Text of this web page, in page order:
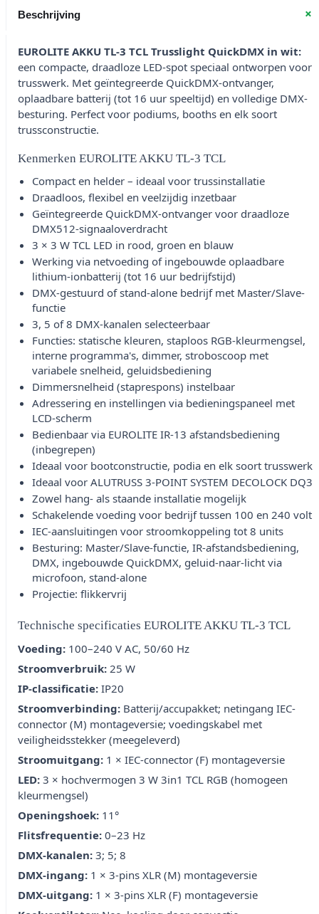
Beschrijving +
EUROLITE AKKU TL-3 TCL Trusslight QuickDMX in wit:
een compacte, draadloze LED-spot speciaal ontworpen voor
trusswerk. Met geïntegreerde QuickDMX-ontvanger,
oplaadbare batterij (tot 16 uur speeltijd) en volledige DMX-
besturing. Perfect voor podiums, booths en elk soort
trussconstructie.
Kenmerken EUROLITE AKKU TL-3 TCL
Compact en helder – ideaal voor trussinstallatie
Draadloos, flexibel en veelzijdig inzetbaar
Geïntegreerde QuickDMX-ontvanger voor draadloze
DMX512-signaaloverdracht
3 × 3 W TCL LED in rood, groen en blauw
Werking via netvoeding of ingebouwde oplaadbare
lithium-ionbatterij (tot 16 uur bedrijfstijd)
DMX-gestuurd of stand-alone bedrijf met Master/Slave-
functie
3, 5 of 8 DMX-kanalen selecteerbaar
Functies: statische kleuren, staploos RGB-kleurmengsel,
interne programma's, dimmer, stroboscoop met
variabele snelheid, geluidsbediening
Dimmersnelheid (staprespons) instelbaar
Adressering en instellingen via bedieningspaneel met
LCD-scherm
Bedienbaar via EUROLITE IR-13 afstandsbediening
(inbegrepen)
Ideaal voor bootconstructie, podia en elk soort trusswerk
Ideaal voor ALUTRUSS 3-POINT SYSTEM DECOLOCK DQ3
Zowel hang- als staande installatie mogelijk
Schakelende voeding voor bedrijf tussen 100 en 240 volt
IEC-aansluitingen voor stroomkoppeling tot 8 units
Besturing: Master/Slave-functie, IR-afstandsbediening,
DMX, ingebouwde QuickDMX, geluid-naar-licht via
microfoon, stand-alone
Projectie: flikkervrij
Technische specificaties EUROLITE AKKU TL-3 TCL
Voeding: 100–240 V AC, 50/60 Hz
Stroomverbruik: 25 W
IP-classificatie: IP20
Stroomverbinding: Batterij/accupakket; netingang IEC-
connector (M) montageversie; voedingskabel met
veiligheidsstekker (meegeleverd)
Stroomuitgang: 1 × IEC-connector (F) montageversie
LED: 3 × hochvermogen 3 W 3in1 TCL RGB (homogeen
kleurmengsel)
Openingshoek: 11°
Flitsfrequentie: 0–23 Hz
DMX-kanalen: 3; 5; 8
DMX-ingang: 1 × 3-pins XLR (M) montageversie
DMX-uitgang: 1 × 3-pins XLR (F) montageversie